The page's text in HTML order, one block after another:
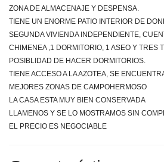
ZONA DE ALMACENAJE Y DESPENSA.
TIENE UN ENORME PATIO INTERIOR DE
SEGUNDA VIVIENDA INDEPENDIENTE,
CHIMENEA ,1 DORMITORIO, 1 ASEO Y TRES
POSIBLIDAD DE HACER DORMITORIOS.
TIENE ACCESO A LA AZOTEA, SE
MEJORES ZONAS DE CAMPOHERMOSO
LA CASA ESTA MUY BIEN CONSERVADA
LLAMENOS Y SE LO MOSTRAMOS SIN
EL PRECIO ES NEGOCIABLE